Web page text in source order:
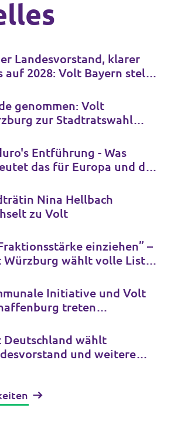
Landesvorstand, klarer
auf 2028: Volt Bayern stellt
für die Zukunft auf
genommen: Volt
zur Stadtratswahl
Entführung - Was
das für Europa und die
Nina Hellbach
zu Volt
einziehen” –
Würzburg wählt volle Liste
Initiative und Volt
treten
an
Deutschland wählt
und weitere